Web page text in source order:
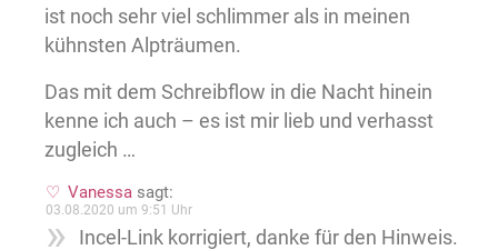
ist noch sehr viel schlimmer als in meinen
kühnsten Alpträumen.
Das mit dem Schreibflow in die Nacht hinein
kenne ich auch – es ist mir lieb und verhasst
zugleich …
Vanessa sagt:
03.08.2020 um 9:51 Uhr
Incel-Link korrigiert, danke für den Hinweis.